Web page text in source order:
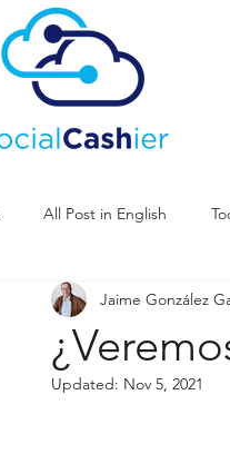
All Post in English
Jaime González
Updated: Nov 5, 2021